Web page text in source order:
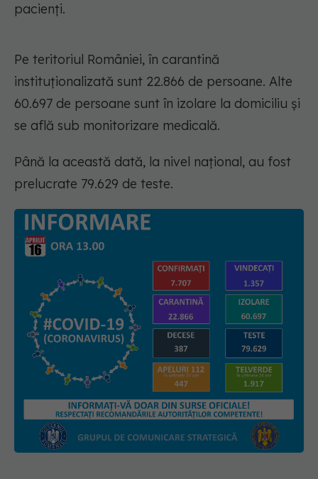
pacienți.
Pe teritoriul României, în carantină
instituționalizată sunt 22.866 de persoane. Alte
60.697 de persoane sunt în izolare la domiciliu și
se află sub monitorizare medicală.
Până la această dată, la nivel național, au fost
prelucrate 79.629 de teste.